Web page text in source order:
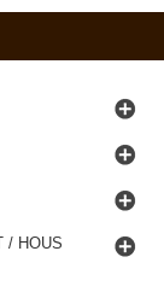
/ HOUS